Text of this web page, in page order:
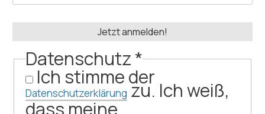
Datenschutz*
Ich stimme der
Datenschutzerklärung zu. Ich weiß,
dass meine